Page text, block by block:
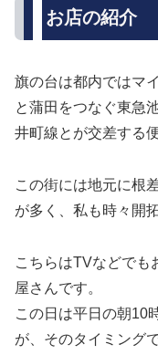
お店の紹介
旗の台は都内ではマ
と蒲田をつなぐ東急
井町線とが交差する
この街には地元に根
が多く、私も時々開
こちらはTVなどでも
屋さんです。
この日は平日の朝10
が、そのタイミング